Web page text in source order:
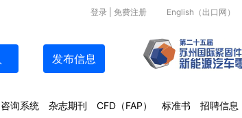
English（出口网）
登录 免费注册
发布信息
咨询系统 杂志期刊 CFD（FAP） 标准书 招聘信息